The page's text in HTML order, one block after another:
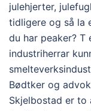
julehjerter,
tidligere og så la
du har peaker? T
industriherrar
Bødtker og
Skjelbostad er to